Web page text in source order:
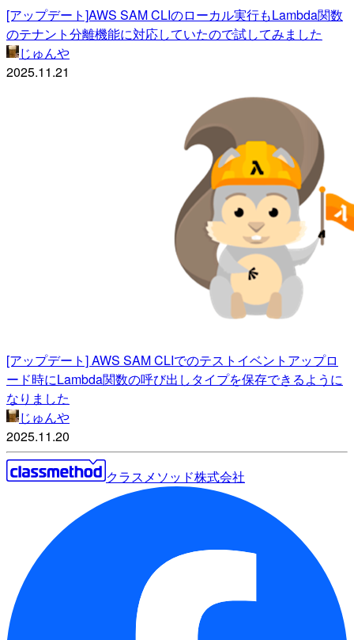
[アップデート]AWS SAM CLIのローカル実行もLambda関数
のテナント分離機能に対応していたので試してみました
じゅんや
2025.11.21
[アップデート] AWS SAM CLIでのテストイベントアップロ
ード時にLambda関数の呼び出しタイプを保存できるように
なりました
じゅんや
2025.11.20
クラスメソッド株式会社